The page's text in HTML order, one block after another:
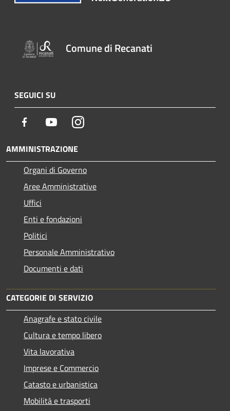
Comune di Recanati
SEGUICI SU
Facebook YoutubeInstagram
AMMINISTRAZIONE
Organi di Governo
Aree Amministrative
Uffici
Enti e fondazioni
Politici
Personale Amministrativo
Documenti e dati
CATEGORIE DI SERVIZIO
Anagrafe e stato civile
Cultura e tempo libero
Vita lavorativa
Imprese e Commercio
Catasto e urbanistica
Mobilità e trasporti